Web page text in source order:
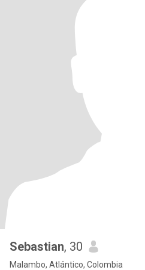
Sebastian, 30
Malambo, Atlántico, Colombia